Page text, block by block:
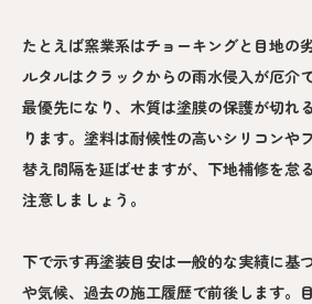
たとえば窯業系はチョーキングと目地の
ルタルはクラックからの雨水侵入が厄介
最優先になり、木質は塗膜の保護が切れ
ります。塗料は耐候性の高いシリコンや
替え間隔を延ばせますが、下地補修を怠
注意しましょう。
下で示す再塗装目安は一般的な実績に基
や気候、過去の施工履歴で前後します。